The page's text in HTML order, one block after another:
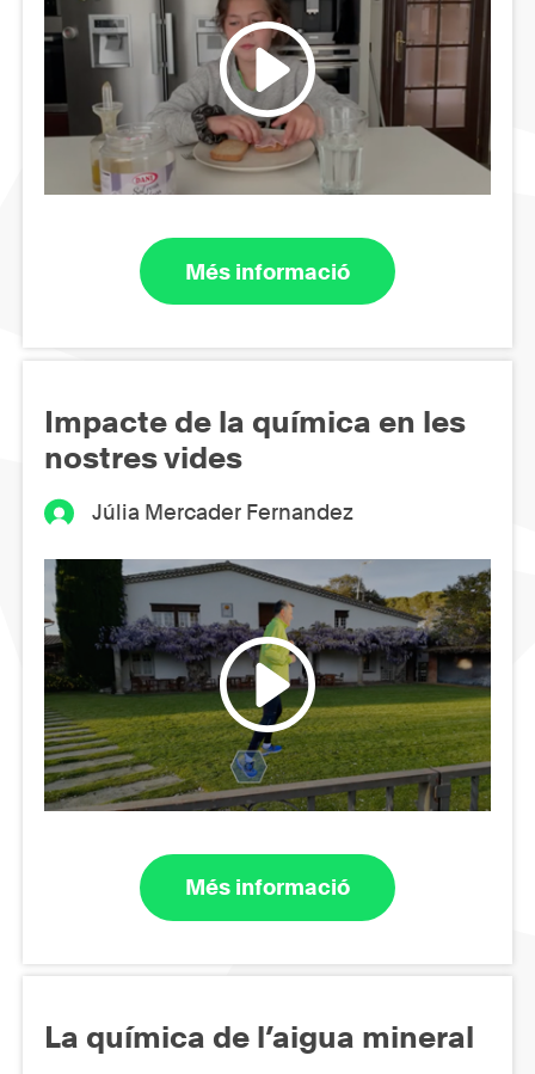
Més informació
Impacte de la química en les
nostres vides
Júlia Mercader Fernandez
Més informació
La química de l’aigua mineral